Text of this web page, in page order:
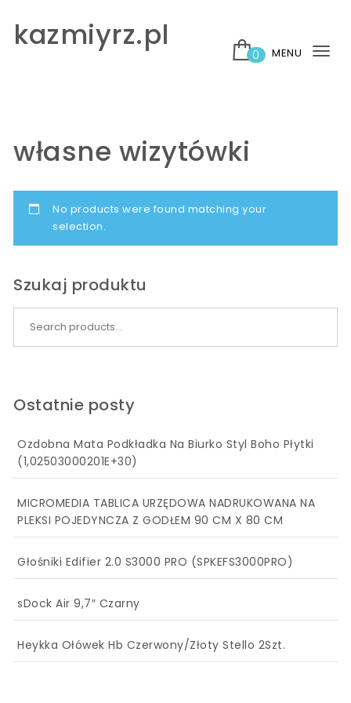
kazmiyrz.pl
0 MENU
własne wizytówki
No products were found matching your
selection.
Szukaj produktu
Ostatnie posty
Ozdobna Mata Podkładka Na Biurko Styl Boho Płytki
(1,02503000201E+30)
MICROMEDIA TABLICA URZĘDOWA NADRUKOWANA NA
PLEKSI POJEDYNCZA Z GODŁEM 90 CM X 80 CM
Głośniki Edifier 2.0 S3000 PRO (SPKEFS3000PRO)
sDock Air 9,7″ Czarny
Heykka Ołówek Hb Czerwony/Złoty Stello 2Szt.